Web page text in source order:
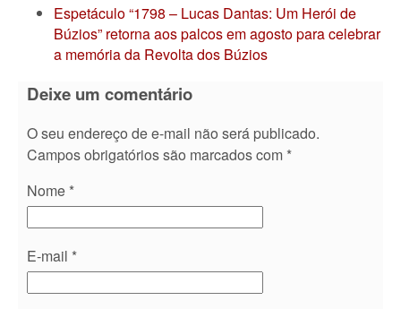
Espetáculo “1798 – Lucas Dantas: Um Herói de
Búzios” retorna aos palcos em agosto para celebrar
a memória da Revolta dos Búzios
Deixe um comentário
O seu endereço de e-mail não será publicado.
Campos obrigatórios são marcados com *
Nome *
E-mail *